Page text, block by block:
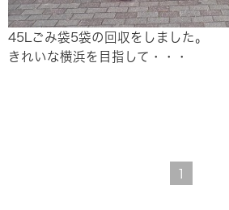
45Lごみ袋5袋の回収をしました。
きれいな横浜を目指して・・・
1